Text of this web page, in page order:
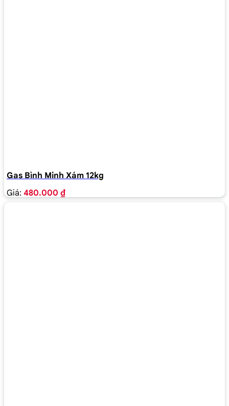
Gas Bình Minh Xám 12kg
Giá: 480.000 ₫